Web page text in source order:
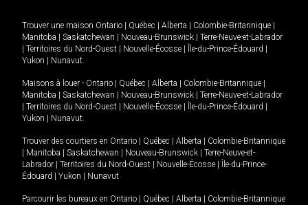
Trouver une maison Ontario Québec Alberta Colombie-Britannique
Manitoba
Saskatchewan Nouveau-Brunswick
Terre-Neuve-et-Labrador
Territoires du Nord-Ouest Nouvelle-Écosse Île-du-Prince-Édouard
Yukon
Nunavut.
Maisons à louer - Ontario Québec Alberta Colombie-Britannique
Manitoba
Saskatchewan Nouveau-Brunswick
Terre-Neuve-et-Labrador
Territoires du Nord-Ouest Nouvelle-Écosse Île-du-Prince-Édouard
Yukon
Nunavut.
Trouver des courtiers en Ontario Québec Alberta
Colombie-Britannique
Manitoba Saskatchewan Nouveau-Brunswick
Terre-Neuve-et-
Labrador
Territoires du Nord-Ouest Nouvelle-Écosse
Île-du-Prince-
Édouard
Yukon Nunavut
Parcourir les bureaux en Ontario Québec Alberta
Colombie-Britannique